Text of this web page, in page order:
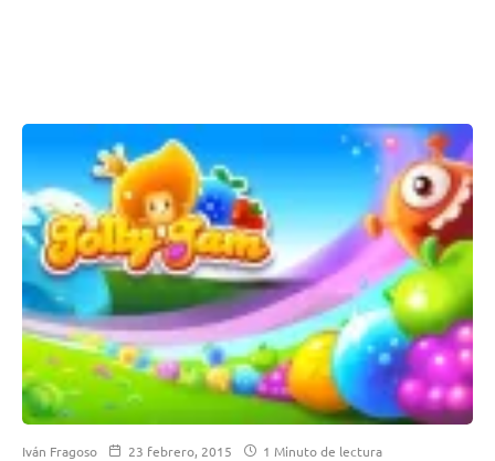
Iván Fragoso 23 febrero, 2015 1 Minuto de lectura